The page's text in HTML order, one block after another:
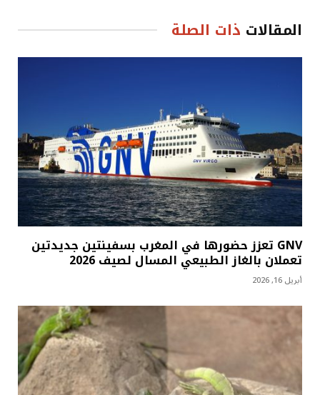
المقالات ذات الصلة
GNV تعزز حضورها في المغرب بسفينتين جديدتين
تعملان بالغاز الطبيعي المسال لصيف 2026
أبريل 16, 2026